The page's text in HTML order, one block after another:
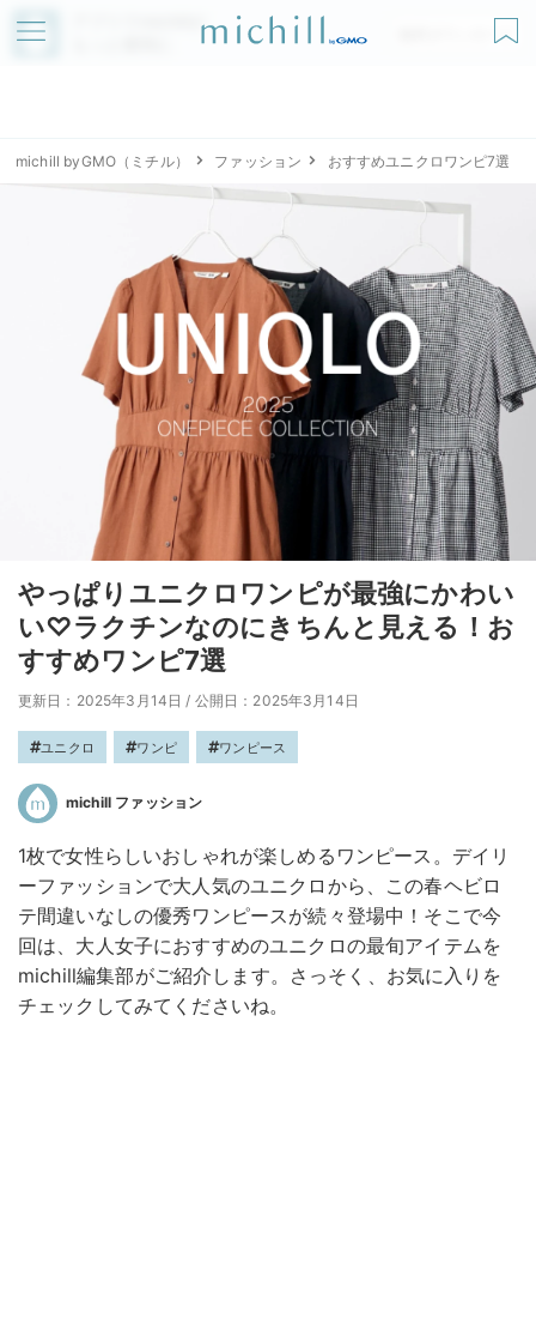
アプリでmichillが
無料ダウンロード
michill byGMO（ミチル） ファッション おすすめユニクロワンピ7選
やっぱりユニクロワンピが最強にかわい
い♡ラクチンなのにきちんと見える！お
すすめワンピ7選
更新日：2025年3月14日 / 公開日：2025年3月14日
ユニクロ ワンピ ワンピース
michill ファッション
1枚で女性らしいおしゃれが楽しめるワンピース。デイリ
ーファッションで大人気のユニクロから、この春ヘビロ
テ間違いなしの優秀ワンピースが続々登場中！そこで今
回は、大人女子におすすめのユニクロの最旬アイテムを
michill編集部がご紹介します。さっそく、お気に入りを
チェックしてみてくださいね。